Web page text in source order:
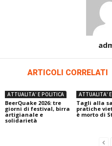
ARTICOLI CORRELATI
ATTUALITA' E POLITICA
BeerQuake 2026: tre
giorni di festival, birra
artigianale e
solidarietà
ATTUALITA'
Tagli alla
pratiche
è morto di